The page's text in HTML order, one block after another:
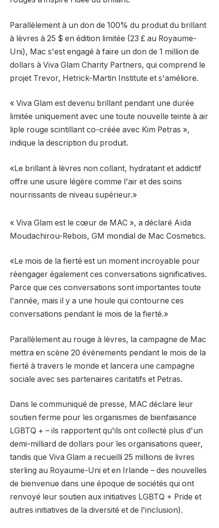
Parallèlement à un don de 100% du produit du brillant
à lèvres à 25 $ en édition limitée (23 £ au Royaume-
Uni), Mac s'est engagé à faire un don de 1 million de
dollars à Viva Glam Charity Partners, qui comprend le
projet Trevor, Hetrick-Martin Institute et s'améliore.
« Viva Glam est devenu brillant pendant une durée
limitée uniquement avec une toute nouvelle teinte à air
liple rouge scintillant co-créée avec Kim Petras »,
indique la description du produit.
«Le brillant à lèvres non collant, hydratant et addictif
offre une usure légère comme l'air et des soins
nourrissants de niveau supérieur.»
« Viva Glam est le cœur de MAC », a déclaré Aïda
Moudachirou-Rebois, GM mondial de Mac Cosmetics.
«Le mois de la fierté est un moment incroyable pour
réengager également ces conversations significatives.
Parce que ces conversations sont importantes toute
l'année, mais il y a une houle qui contourne ces
conversations pendant le mois de la fierté.»
Parallèlement au rouge à lèvres, la campagne de Mac
mettra en scène 20 événements pendant le mois de la
fierté à travers le monde et lancera une campagne
sociale avec ses partenaires caritatifs et Petras.
Dans le communiqué de presse, MAC déclare leur
soutien ferme pour les organismes de bienfaisance
LGBTQ + – ils rapportent qu'ils ont collecté plus d'un
demi-milliard de dollars pour les organisations queer,
tandis que Viva Glam a recueilli 25 millions de livres
sterling au Royaume-Uni et en Irlande – des nouvelles
de bienvenue dans une époque de sociétés qui ont
renvoyé leur soutien aux initiatives LGBTQ + Pride et
autres initiatives de la diversité et de l'inclusion).